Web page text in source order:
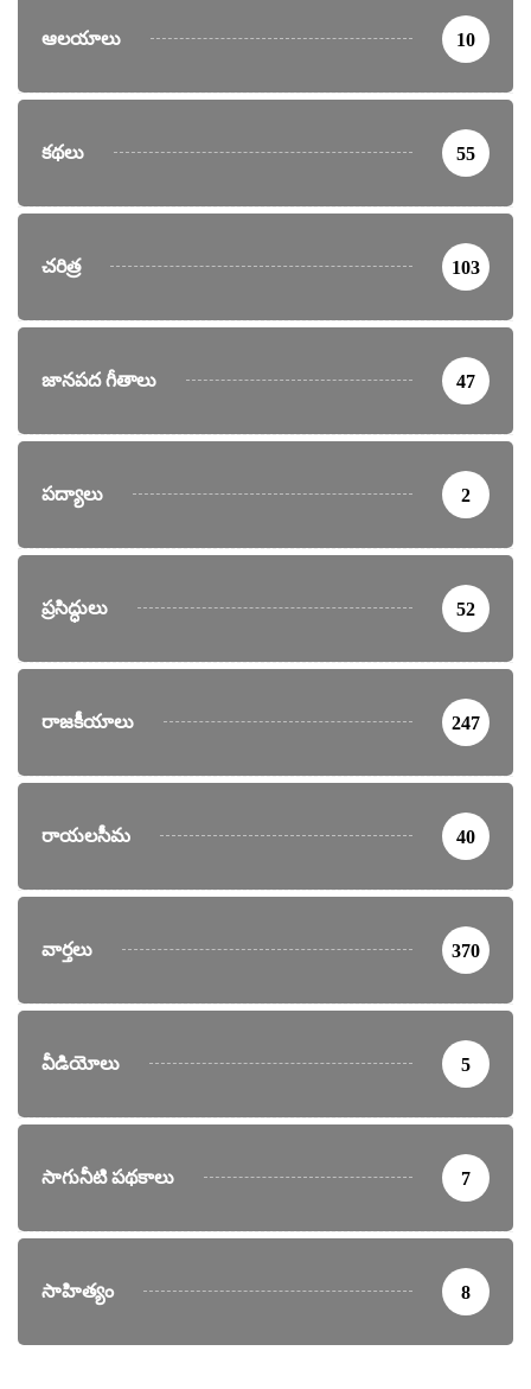
ఆలయాలు 10
కథలు 55
చరిత్ర 103
జానపద గీతాలు 47
పద్యాలు 2
ప్రసిద్ధులు 52
రాజకీయాలు 247
రాయలసీమ 40
వార్తలు 370
వీడియోలు 5
సాగునీటి పథకాలు 7
సాహిత్యం 8